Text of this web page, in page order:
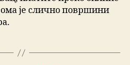
је слично површини